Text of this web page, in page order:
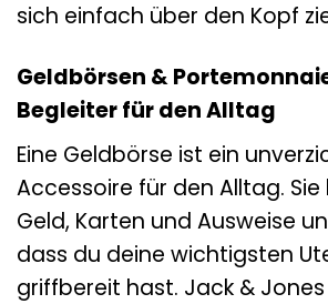
sich einfach über den Kopf
Geldbörsen &
Begleiter für den Alltag
Eine Geldbörse ist ein
Accessoire für den Alltag.
Geld, Karten und Ausweise
dass du deine wichtigsten
griffbereit hast. Jack &